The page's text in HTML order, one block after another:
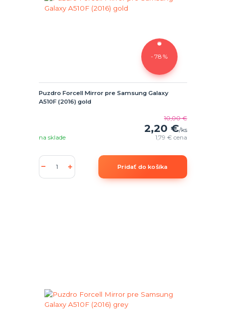
- 78 %
Puzdro Forcell Mirror pre Samsung Galaxy
A510F (2016) gold
10,00 €
2,20 €/ks
1,79 €cena
na sklade
Pridať do košíka